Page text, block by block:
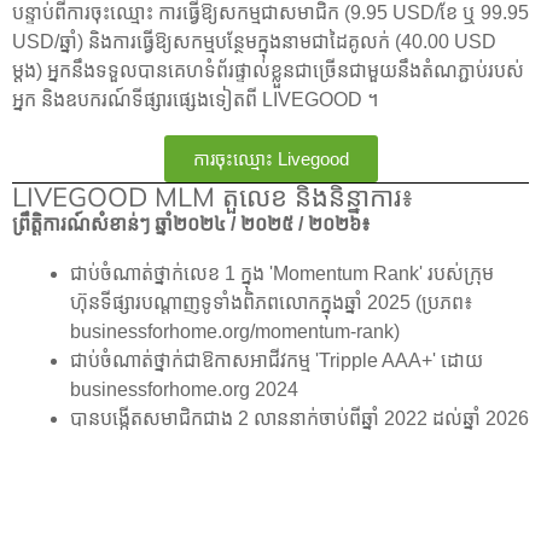
បន្ទាប់ពីការចុះឈ្មោះ ការធ្វើឱ្យសកម្មជាសមាជិក (9.95 USD/ខែ ឬ 99.95
USD/ឆ្នាំ) និងការធ្វើឱ្យសកម្មបន្ថែមក្នុងនាមជាដៃគូលក់ (40.00 USD
ម្តង) អ្នកនឹងទទួលបានគេហទំព័រផ្ទាល់ខ្លួនជាច្រើនជាមួយនឹងតំណភ្ជាប់របស់
អ្នក និងឧបករណ៍ទីផ្សារផ្សេងទៀតពី LIVEGOOD ។
ការចុះឈ្មោះ Livegood
LIVEGOOD MLM តួលេខ និងនិន្នាការ៖
ព្រឹត្តិការណ៍សំខាន់ៗ ឆ្នាំ២០២៤ / ២០២៥ / ២០២៦៖
ជាប់ចំណាត់ថ្នាក់លេខ 1 ក្នុង 'Momentum Rank' របស់ក្រុម
ហ៊ុនទីផ្សារបណ្តាញទូទាំងពិភពលោកក្នុងឆ្នាំ 2025 (ប្រភព៖
businessforhome.org/momentum-rank)
ជាប់ចំណាត់ថ្នាក់ជាឱកាសអាជីវកម្ម 'Tripple AAA+' ដោយ
businessforhome.org 2024
បានបង្កើតសមាជិកជាង 2 លាននាក់ចាប់ពីឆ្នាំ 2022 ដល់ឆ្នាំ 2026